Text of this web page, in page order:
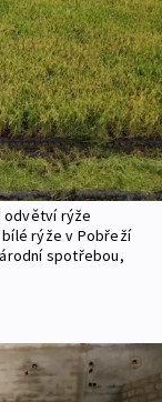
odvětví rýže
rýže v Pobřeží
spotřebou,